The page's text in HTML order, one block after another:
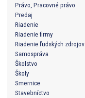
Právo, Pracovné právo
Predaj
Riadenie
Riadenie firmy
Riadenie ľudských zdrojov
Samospráva
Školstvo
Školy
Smernice
Stavebníctvo